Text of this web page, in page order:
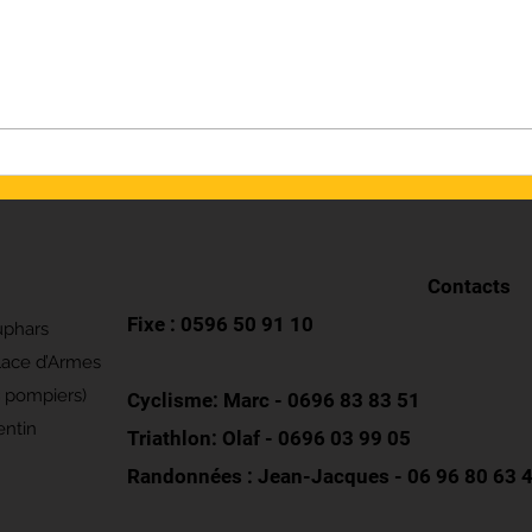
d’Armes
Contacts
Fixe : 0596 50 91 10
Cyclisme: Marc - 0696 83 83 51
Triathlon: Olaf - 0696 03 99 05
Randonnées : Jean-Jacques - 06 96 80 63